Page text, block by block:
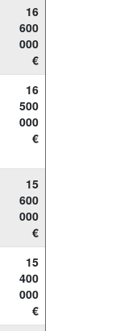
16
600
000
€
16
500
000
€
15
600
000
€
15
400
000
€